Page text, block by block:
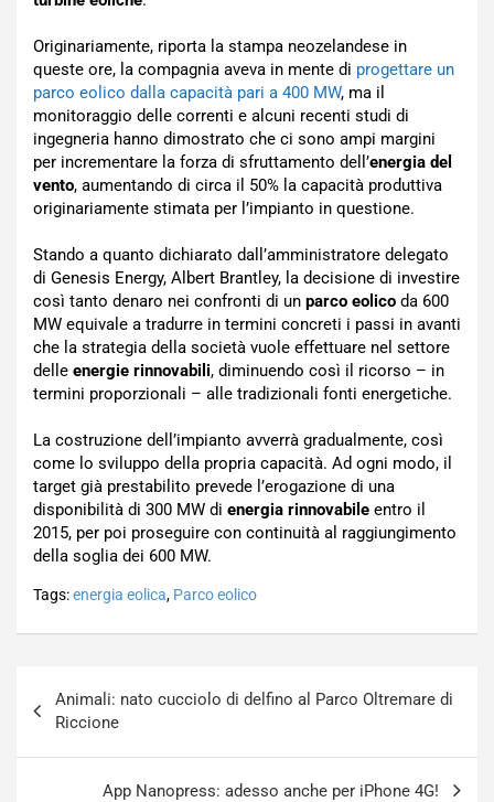
Originariamente, riporta la stampa neozelandese in
queste ore, la compagnia aveva in mente di progettare un
parco eolico dalla capacità pari a 400 MW, ma il
monitoraggio delle correnti e alcuni recenti studi di
ingegneria hanno dimostrato che ci sono ampi margini
per incrementare la forza di sfruttamento dell’energia del
vento, aumentando di circa il 50% la capacità produttiva
originariamente stimata per l’impianto in questione.
Stando a quanto dichiarato dall’amministratore delegato
di Genesis Energy, Albert Brantley, la decisione di investire
così tanto denaro nei confronti di un parco eolico da 600
MW equivale a tradurre in termini concreti i passi in avanti
che la strategia della società vuole effettuare nel settore
delle energie rinnovabili, diminuendo così il ricorso – in
termini proporzionali – alle tradizionali fonti energetiche.
La costruzione dell’impianto avverrà gradualmente, così
come lo sviluppo della propria capacità. Ad ogni modo, il
target già prestabilito prevede l’erogazione di una
disponibilità di 300 MW di energia rinnovabile entro il
2015, per poi proseguire con continuità al raggiungimento
della soglia dei 600 MW.
Tags:energia eolica, Parco eolico
articoli
Animali: nato cucciolo di delfino al Parco Oltremare di
Riccione
App Nanopress: adesso anche per iPhone 4G!